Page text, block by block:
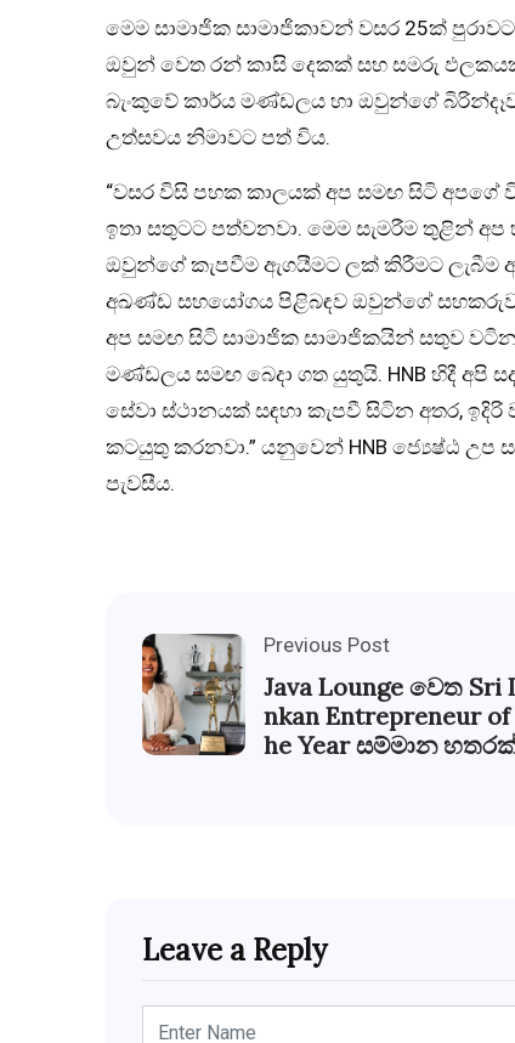
මෙම සාමාජික සාමාජිකාවන් වසර 25ක්
ඔවුන් වෙත රන් කාසි දෙකක් සහ සමරු
බැංකුවේ කාර්ය මණ්ඩලය හා ඔවුන්ගේ
උත්සවය නිමාවට පත් විය.
“වසර විසි පහක කාලයක් අප සමඟ සිටි අපගේ
ඉතා සතුටට පත්වනවා. මෙම සැමරීම තුළින්
ඔවුන්ගේ කැපවීම ඇගයීමට ලක් කිරීමට ලැබීම
අඛණ්ඩ සහයෝගය පිළිබඳව ඔවුන්ගේ
අප සමඟ සිටි සාමාජික සාමාජිකයින් සතුව
මණ්ඩලය සමඟ බෙදා ගත යුතුයි. HNB හිදී අපි
සේවා ස්ථානයක් සඳහා කැපවී සිටින අතර,
කටයුතු කරනවා.” යනුවෙන් HNB ජ්‍යෙෂ්ඨ උප
පැවසීය.
Previous Post
Java Lounge වෙත Sri
nkan Entrepreneur
he Year සම්මාන
Leave a Reply